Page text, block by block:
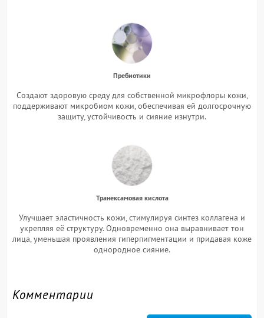
Пребиотики
Создают здоровую среду для собственной микрофлоры кожи,
поддерживают микробиом кожи, обеспечивая ей долгосрочную
защиту, устойчивость и сияние изнутри.
Транексамовая кислота
Улучшает эластичность кожи, стимулируя синтез коллагена и
укрепляя её структуру. Одновременно она выравнивает тон
лица, уменьшая проявления гиперпигментации и придавая коже
однородное сияние.
Комментарии